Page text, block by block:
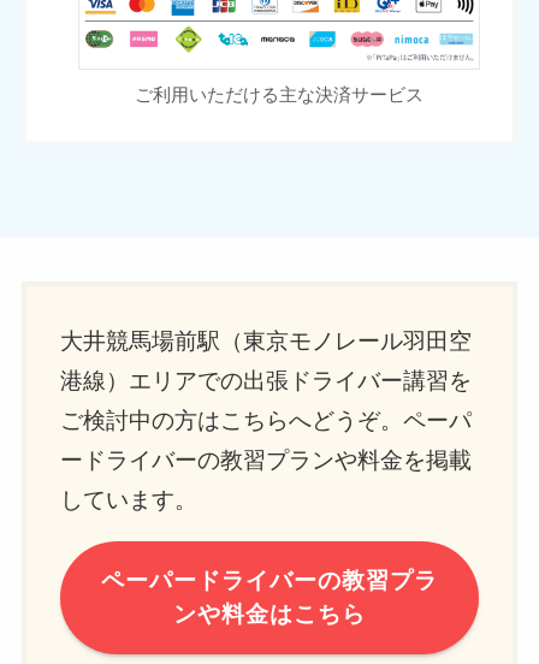
ご利用いただける主な決済サービス
大井競馬場前駅（東京モノレール羽田空
港線）エリアでの出張ドライバー講習を
ご検討中の方はこちらへどうぞ。ペーパ
ードライバーの教習プランや料金を掲載
しています。
ペーパードライバーの教習プラ
ンや料金はこちら